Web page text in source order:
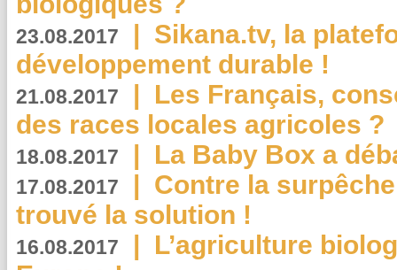
23.08.2017 | Sikana.tv, la
développement durable !
21.08.2017 | Les Français,
des races locales agricoles ?
18.08.2017 | La Baby Box a
17.08.2017 | Contre la
trouvé la solution !
16.08.2017 | L’agriculture